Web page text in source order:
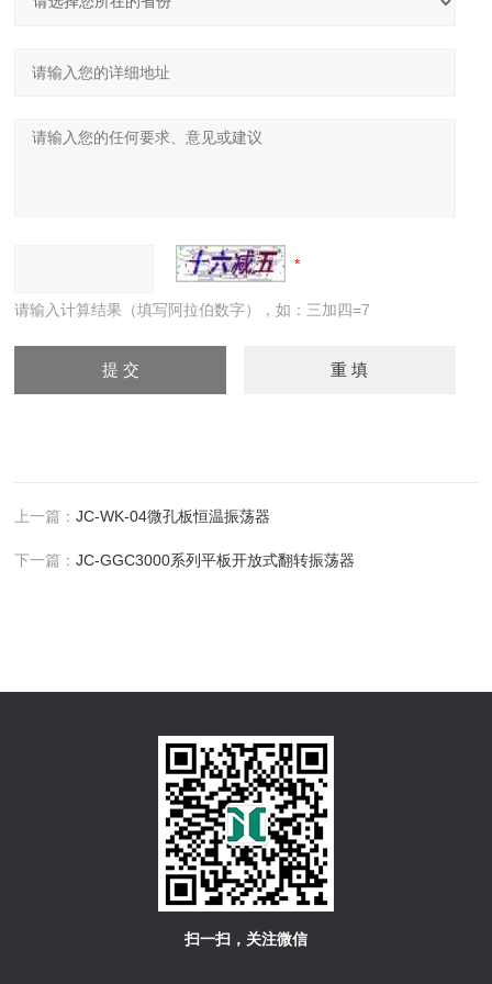
请输入计算结果（填写阿拉伯数字），如：三加四=7
上一篇：JC-WK-04微孔板恒温振荡器
下一篇：JC-GGC3000系列平板开放式翻转振荡器
扫一扫，关注微信